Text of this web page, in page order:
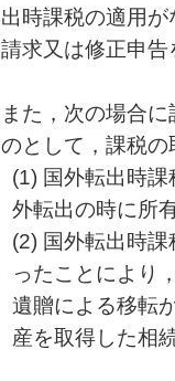
出時課税の適用
請求又は修正申
また，次の場合
のとして，課税
(1) 国外転出時
外転出の時に所
(2) 国外転出時
ったことにより
遺贈による移転
産を取得した相